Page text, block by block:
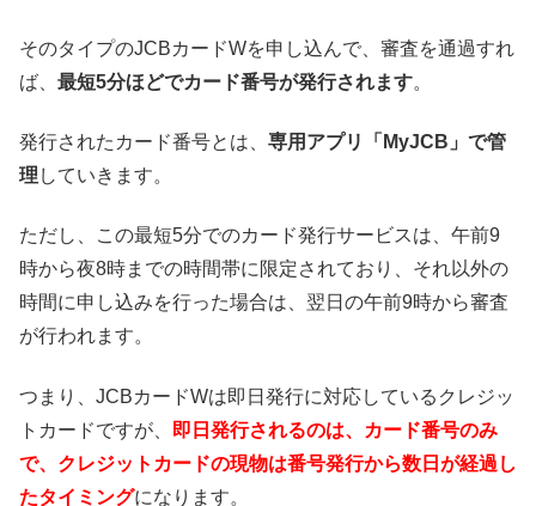
そのタイプのJCBカードWを申し込んで、審査を通過すれ
ば、 最短5分ほどでカード番号が発行されます。
発行されたカード番号とは、 専用アプリ「MyJCB」で管
理 していきます。
ただし、この最短5分でのカード発行サービスは、午前9
時から夜8時までの時間帯に限定されており、それ以外の
時間に申し込みを行った場合は、翌日の午前9時から審査
が行われます。
つまり、JCBカードWは即日発行に対応しているクレジッ
トカードですが、
即日発行されるのは、カード番号のみ
で、クレジットカードの現物は番号発行から数日が経過し
たタイミングになります。